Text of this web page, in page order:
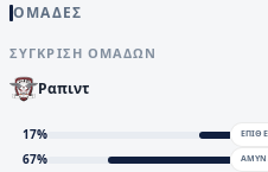
ΟΜΑΔΕΣ
ΣΎΓΚΡΙΣΗ ΟΜΆΔΩΝ
Ραπιντ
17%
67%